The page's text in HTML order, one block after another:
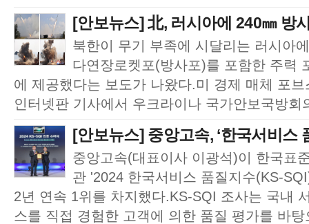
[안보뉴스] 北, 러시아에 240㎜ 방
북한이 무기 부족에 시달리는 러시아
다연장로켓포(방사포)를 포함한 주력
에 제공했다는 보도가 나왔다.미 경제 매체 포
인터넷판 기사에서 우크라이나 국가안보국방회
[안보뉴스] 중앙고속, ‘한국서비스
중앙고속(대표이사 이광석)이 한국표
관 '2024 한국서비스 품질지수(KS-
2년 연속 1위를 차지했다.KS-SQI 조사는 국내
스를 직접 경험한 고객에 의한 품질 평가를 바